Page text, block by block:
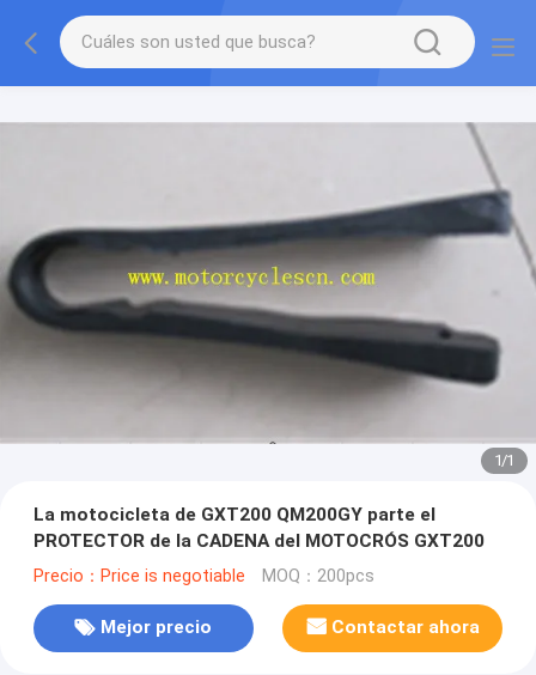
1/1
La motocicleta de GXT200 QM200GY parte el
PROTECTOR de la CADENA del MOTOCRÓS GXT200
Precio：Price is negotiable MOQ：200pcs
Mejor precio Contactar ahora